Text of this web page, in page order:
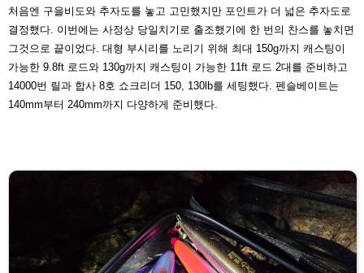
처음엔 구을비도와 추자도를 놓고 고민했지만 포인트가 더 넓은 추자도로
결정했다. 이번에는 사정상 당일치기로 출조했기에 한 번의 찬스를 놓치면
그것으로 끝이었다. 대형 부시리를 노리기 위해 최대 150g까지 캐스팅이
가능한 9.8ft 로드와 130g까지 캐스팅이 가능한 11ft 로드 2대를 준비하고
14000번 릴과 합사 8호 쇼크리더 150, 130lb를 세팅했 다. 펜슬베이트는
140mm부터 240mm까지 다양하게 준비했다.